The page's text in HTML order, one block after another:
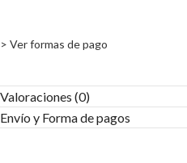
> Ver formas de pago
Valoraciones (0)
Envío y Forma de pagos​